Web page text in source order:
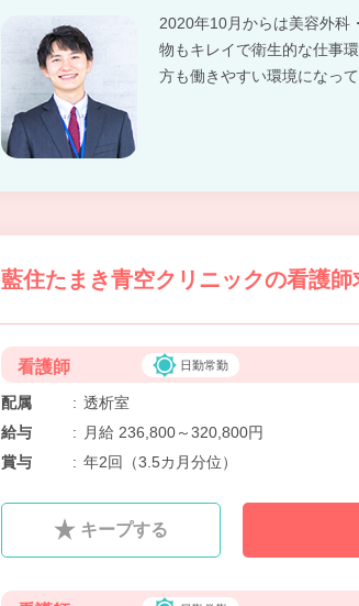
2020年10月からは美容外科
物もキレイで衛生的な仕事
方も働きやすい環境になって
藍住たまき青空クリニックの看護
看護師 日勤常勤
配属 : 透析室
給与
:
月給 236,800～320,800円
賞与
: 年2回（3.5カ月分位）
キープする